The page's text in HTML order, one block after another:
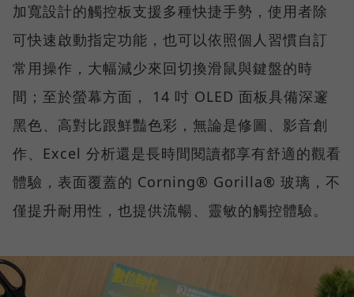
加寬設計的觸控板支援多種快捷手勢，使用者除
可快速啟動指定功能，也可以依照個人習慣自訂
常用操作，大幅減少來回切換滑鼠與鍵盤的時
間；至於螢幕方面， 14 吋 OLED 面板具備深邃
黑色、高對比跟鮮豔色彩，無論是修圖、影音創
作、Excel 分析還是長時間閱讀都享有舒適的觀看
體驗，表面覆蓋的 Corning® Gorilla® 玻璃，不
僅提升耐用性，也提供流暢、靈敏的觸控體驗。